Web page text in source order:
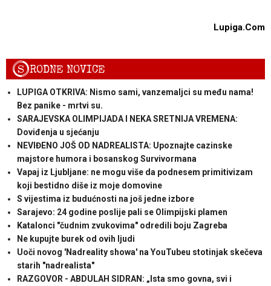
Lupiga.Com
SRODNE NOVICE
LUPIGA OTKRIVA: Nismo sami, vanzemaljci su među nama!
Bez panike - mrtvi su.
SARAJEVSKA OLIMPIJADA I NEKA SRETNIJA VREMENA:
Doviđenja u sjećanju
NEVIĐENO JOŠ OD NADREALISTA: Upoznajte cazinske
majstore humora i bosanskog Survivormana
Vapaj iz Ljubljane: ne mogu više da podnesem primitivizam
koji bestidno diše iz moje domovine
S vijestima iz budućnosti na još jedne izbore
Sarajevo: 24 godine poslije pali se Olimpijski plamen
Katalonci "čudnim zvukovima" odredili boju Zagreba
Ne kupujte burek od ovih ljudi
Uoči novog 'Nadreality showa' na YouTubeu stotinjak skečeva
starih "nadrealista"
RAZGOVOR - ABDULAH SIDRAN: „Ista smo govna, svi i